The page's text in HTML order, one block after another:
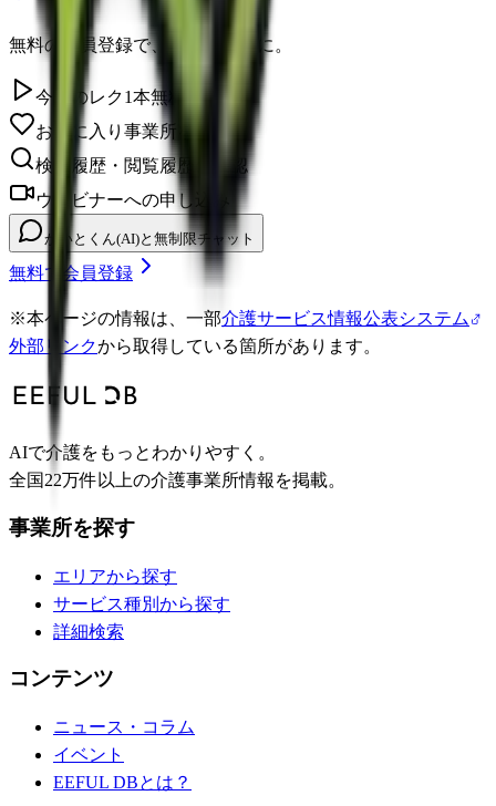
無料の会員登録で、さらに便利に。
今日のレク1本無料視聴
お気に入り事業所を保存
検索履歴・閲覧履歴の確認
ウェビナーへの申し込み
かいとくん(AI)と無制限チャット
無料で会員登録
※本ページの情報は、一部介護サービス情報公表システム
外部リンクから取得している箇所があります。
AIで介護をもっとわかりやすく。
全国22万件以上の介護事業所情報を掲載。
事業所を探す
エリアから探す
サービス種別から探す
詳細検索
コンテンツ
ニュース・コラム
イベント
EEFUL DBとは？